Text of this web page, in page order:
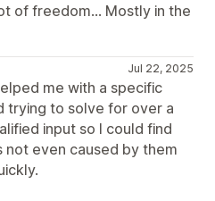
of freedom... Mostly in the
Jul 22, 2025
me with a specific
trying to solve for over a
input so I could find
not even caused by them